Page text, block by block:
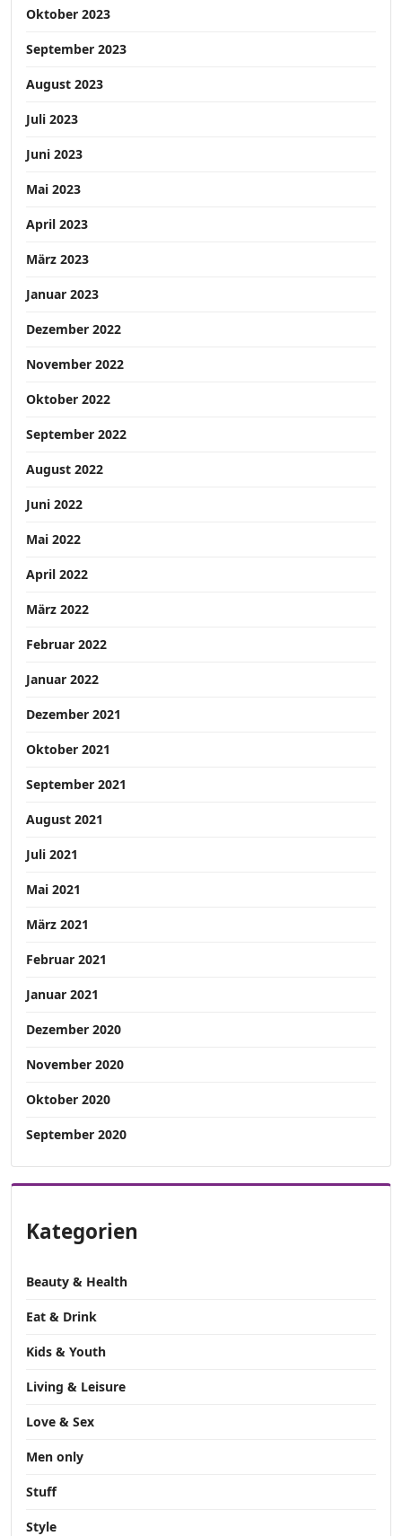
Oktober 2023
September 2023
August 2023
Juli 2023
Juni 2023
Mai 2023
April 2023
März 2023
Januar 2023
Dezember 2022
November 2022
Oktober 2022
September 2022
August 2022
Juni 2022
Mai 2022
April 2022
März 2022
Februar 2022
Januar 2022
Dezember 2021
Oktober 2021
September 2021
August 2021
Juli 2021
Mai 2021
März 2021
Februar 2021
Januar 2021
Dezember 2020
November 2020
Oktober 2020
September 2020
Kategorien
Beauty & Health
Eat & Drink
Kids & Youth
Living & Leisure
Love & Sex
Men only
Stuff
Style